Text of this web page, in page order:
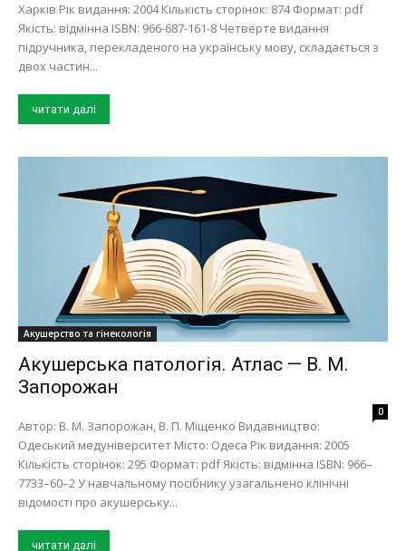
Харків Рік видання: 2004 Кількість сторінок: 874 Формат: pdf
Якість: відмінна ISBN: 966-687-161-8 Четверте видання
підручника, перекладеного на українську мову, складається з
двох частин...
читати далі
Акушерство та гінекологія
Акушерська патологія. Атлас — В. М.
Запорожан
0
Автор: В. М. Запорожан, В. П. Міщенко Видавництво:
Одеський медуніверситет Місто: Одеса Рік видання: 2005
Кількість сторінок: 295 Формат: pdf Якість: відмінна ISBN: 966–
7733–60–2 У навчальному посiбнику узагальнено клiнiчнi
вiдомостi про акушерську...
читати далі